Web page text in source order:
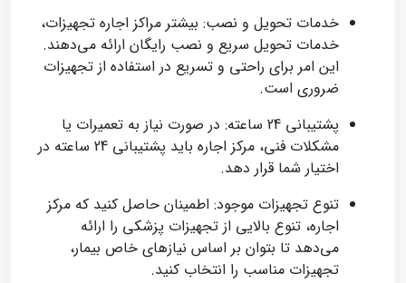
خدمات تحویل و نصب: بیشتر مراکز اجاره تجهیزات،
خدمات تحویل سریع و نصب رایگان ارائه می‌دهند.
این امر برای راحتی و تسریع در استفاده از تجهیزات
ضروری است.
پشتیبانی 24 ساعته: در صورت نیاز به تعمیرات یا
مشکلات فنی، مرکز اجاره باید پشتیبانی 24 ساعته در
اختیار شما قرار دهد.
تنوع تجهیزات موجود: اطمینان حاصل کنید که مرکز
اجاره، تنوع بالایی از تجهیزات پزشکی را ارائه
می‌دهد تا بتوان بر اساس نیازهای خاص بیمار،
تجهیزات مناسب را انتخاب کنید.